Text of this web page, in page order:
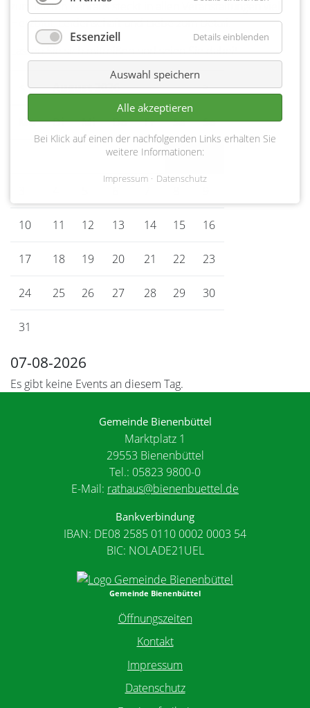
zum letzten Kehraus steckt in allen Veranstaltungen viel
Herzblut, Leidenschaft und Liebe zum Detail.
Lassen Sie sich mitreißen und seien Sie dabei!
August 2026 >
Montag
Dienstag
Mittwoch
Donnerstag
Freitag
Samstag
Sonntag
1 2
10 11 12 13 14 15 16
17 18 19 20 21 22 23
24 25 26 27 28 29 30
31
07-08-2026
Es gibt keine Events an diesem Tag.
Gemeinde Bienenbüttel
Marktplatz 1
29553 Bienenbüttel
Tel.: 05823 9800-0
E-Mail: rathaus@bienenbuettel.de
Bankverbindung
IBAN: DE08 2585 0110 0002 0003 54
BIC: NOLADE21UEL
Gemeinde Bienenbüttel
Öffnungszeiten
Kontakt
Impressum
Datenschutz
Essenziell Details einblenden
Auswahl speichern
Alle akzeptieren
Bei Klick auf einen der nachfolgenden Links erhalten Sie
weitere Informationen:
Impressum Datenschutz